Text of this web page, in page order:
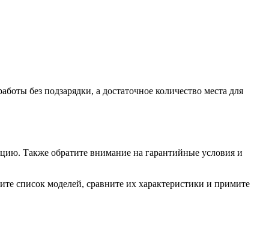
без подзарядки, а достаточное количество места для
Также обратите внимание на гарантийные условия и
список моделей, сравните их характеристики и примите